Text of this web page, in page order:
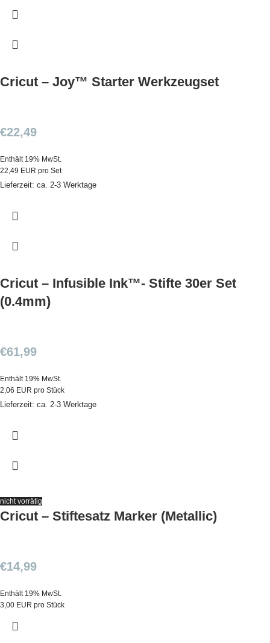
Cricut – Joy™ Starter Werkzeugset
€22,49
Enthält 19% MwSt.
22,49 EUR pro Set
Lieferzeit: ca. 2-3 Werktage
Cricut – Infusible Ink™- Stifte 30er Set
(0.4mm)
€61,99
Enthält 19% MwSt.
2,06 EUR pro Stück
Lieferzeit: ca. 2-3 Werktage
nicht vorrätig
Cricut – Stiftesatz Marker (Metallic)
€14,99
Enthält 19% MwSt.
3,00 EUR pro Stück